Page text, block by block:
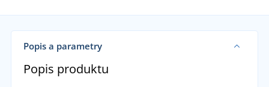
Popis a parametry
Popis produktu